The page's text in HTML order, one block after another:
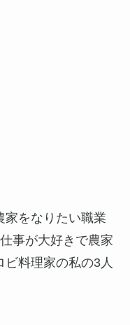
家をなりたい職業
事が大好きで農家
ビ料理家の私の3人